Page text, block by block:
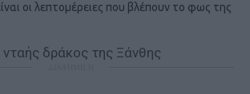
οι λεπτομέρειες που βλέπουν το φως της